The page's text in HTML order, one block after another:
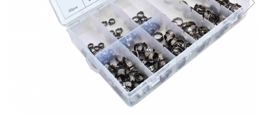
Schimb Ulei
Dispozitiv de testare
Dispozitive pentru anvelope